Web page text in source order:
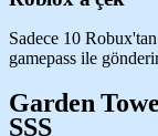
Sadece 10
gamepass ile
Garden
SSS